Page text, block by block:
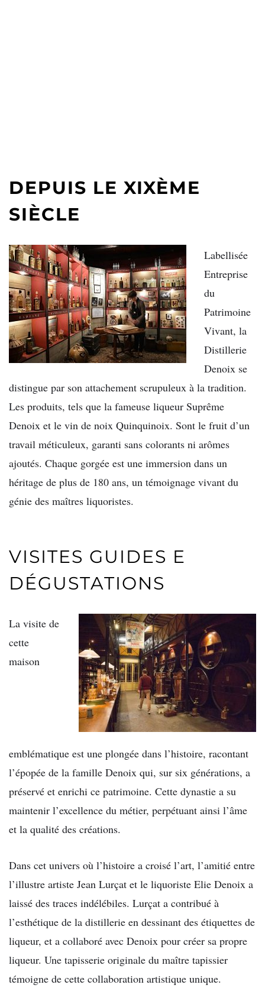
DEPUIS LE XIXÈME
SIÈCLE
Labellisée
Entreprise
du
Patrimoine
Vivant, la
Distillerie
Denoix se
distingue par son attachement scrupuleux à la tradition.
Les produits, tels que la fameuse liqueur Suprême
Denoix et le vin de noix Quinquinoix. Sont le fruit d’un
travail méticuleux, garanti sans colorants ni arômes
ajoutés. Chaque gorgée est une immersion dans un
héritage de plus de 180 ans, un témoignage vivant du
génie des maîtres liquoristes.
VISITES GUIDES E
DÉGUSTATIONS
La visite de
cette
maison
emblématique est une plongée dans l’histoire, racontant
l’épopée de la famille Denoix qui, sur six générations, a
préservé et enrichi ce patrimoine. Cette dynastie a su
maintenir l’excellence du métier, perpétuant ainsi l’âme
et la qualité des créations.
Dans cet univers où l’histoire a croisé l’art, l’amitié entre
l’illustre artiste Jean Lurçat et le liquoriste Elie Denoix a
laissé des traces indélébiles. Lurçat a contribué à
l’esthétique de la distillerie en dessinant des étiquettes de
liqueur, et a collaboré avec Denoix pour créer sa propre
liqueur. Une tapisserie originale du maître tapissier
témoigne de cette collaboration artistique unique.